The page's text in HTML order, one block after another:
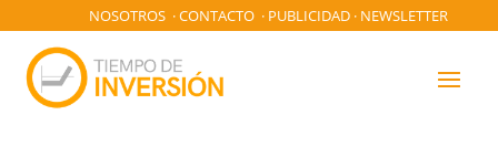
NOSOTROS ·CONTACTO · PUBLICIDAD · NEWSLETTER